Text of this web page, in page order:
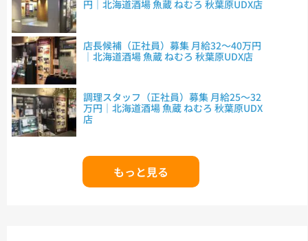
円｜北海道酒場 魚蔵 ねむろ 秋葉原UDX店
店長候補（正社員）募集 月給32～40万円
｜北海道酒場 魚蔵 ねむろ 秋葉原UDX店
調理スタッフ（正社員）募集 月給25～32
万円｜北海道酒場 魚蔵 ねむろ 秋葉原UDX
店
もっと見る